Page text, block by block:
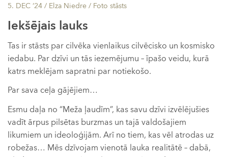
5. DEC ’24 / Elza Niedre / Foto stāsts
Iekšējais lauks
Tas ir stāsts par cilvēka vienlaikus cilvēcisko un kosmisko
iedabu. Par dzīvi un tās iezemējumu – īpašo veidu, kurā
katrs meklējam sapratni par notiekošo.
Par sava ceļa gājējiem…
Esmu daļa no “Meža ļaudīm”, kas savu dzīvi izvēlējušies
vadīt ārpus pilsētas burzmas un tajā valdošajiem
likumiem un ideoloģijām. Arī no tiem, kas vēl atrodas uz
robežas… Mēs dzīvojam vienotā lauka realitātē – dabā,